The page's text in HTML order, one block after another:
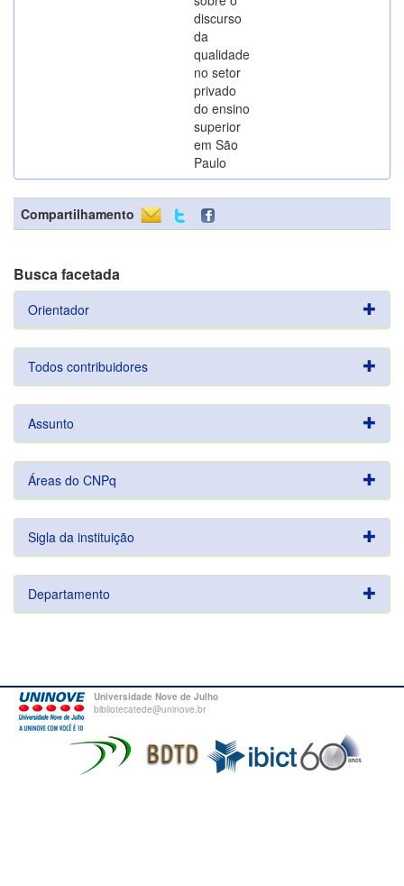
discurso
da
qualidade
no setor
privado
do ensino
superior
em São
Paulo
Compartilhamento
Busca facetada
Orientador
Todos contribuidores
Assunto
Áreas do CNPq
Sigla da instituição
Departamento
Universidade Nove de Julho
bibliotecatede@uninove.br